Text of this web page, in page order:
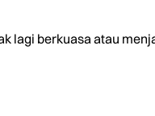
lagi berkuasa atau